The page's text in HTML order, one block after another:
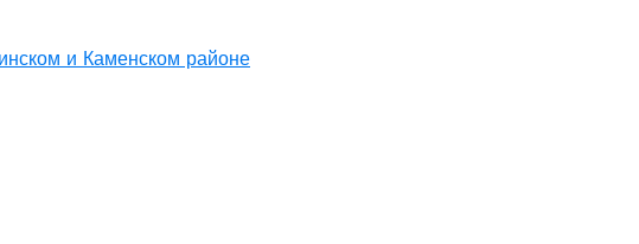
и Каменском районе